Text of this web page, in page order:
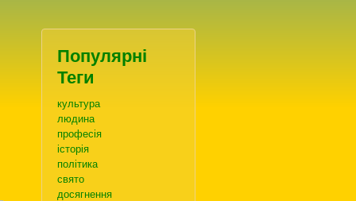
Популярні
Теги
культура
людина
професія
історія
політика
свято
досягнення